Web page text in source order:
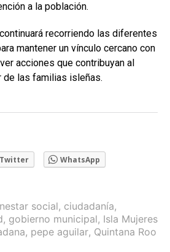
a la población.
recorriendo las diferentes
mantener un vínculo cercano con
acciones que contribuyan al
las familias isleñas.
Twitter WhatsApp
social, ciudadanía,
, gobierno municipal, Isla Mujeres
, pepe aguilar, Quintana Roo